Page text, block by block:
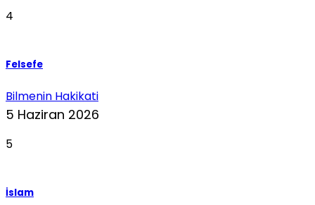
4
Felsefe
Bilmenin Hakikati
5 Haziran 2026
5
İslam